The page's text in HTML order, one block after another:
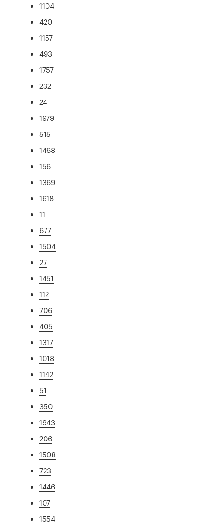
1104
420
1157
493
1757
232
24
1979
515
1468
156
1369
1618
11
677
1504
27
1451
112
706
405
1317
1018
1142
51
350
1943
206
1508
723
1446
107
1554